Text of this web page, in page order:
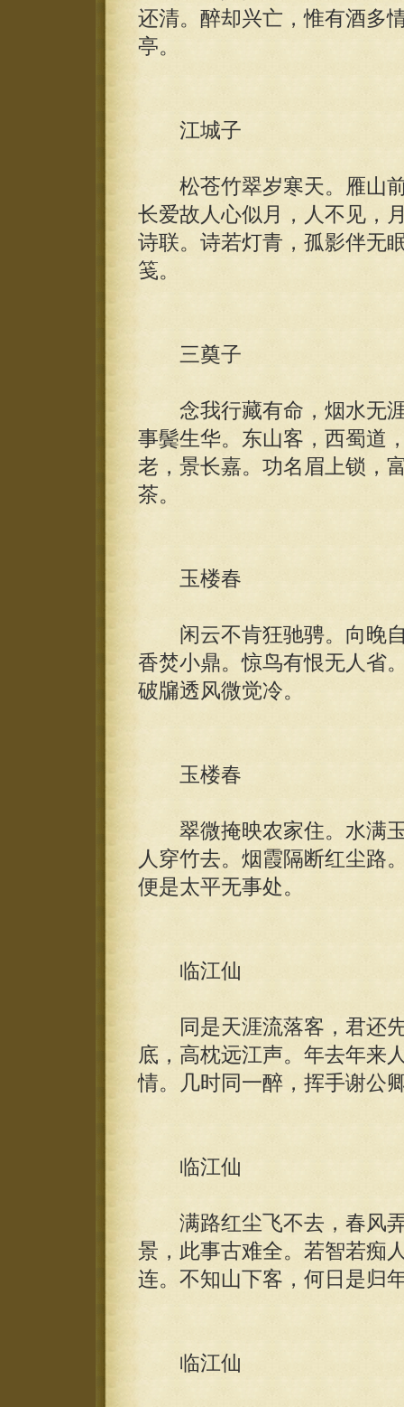
还清。醉却兴亡，惟有酒多
亭。
江城子
松苍竹翠岁寒天。雁山前
长爱故人心似月，人不见，
诗联。诗若灯青，孤影伴无
笺。
三奠子
念我行藏有命，烟水无涯
事鬓生华。东山客，西蜀道
老，景长嘉。功名眉上锁，
茶。
玉楼春
闲云不肯狂驰骋。向晚自
香焚小鼎。惊鸟有恨无人省
破牖透风微觉冷。
玉楼春
翠微掩映农家住。水满玉
人穿竹去。烟霞隔断红尘路
便是太平无事处。
临江仙
同是天涯流落客，君还先
底，高枕远江声。年去年来
情。几时同一醉，挥手谢公
临江仙
满路红尘飞不去，春风弄
景，此事古难全。若智若痴
连。不知山下客，何日是归
临江仙